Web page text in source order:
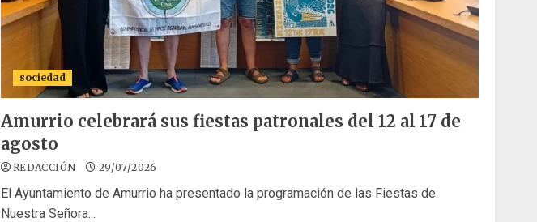
sociedad
Amurrio celebrará sus fiestas patronales del 12 al 17 de
agosto
REDACCIÓN 29/07/2026
El Ayuntamiento de Amurrio ha presentado la programación de las Fiestas de
Nuestra Señora...